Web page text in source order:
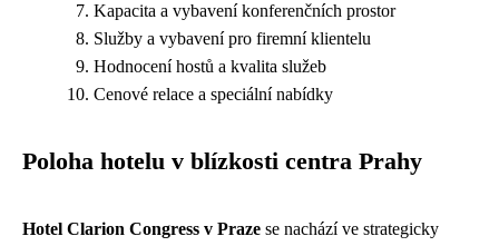
Kapacita a vybavení konferenčních prostor
Služby a vybavení pro firemní klientelu
Hodnocení hostů a kvalita služeb
Cenové relace a speciální nabídky
Poloha hotelu v blízkosti centra Prahy
Hotel Clarion Congress v Praze se nachází ve strategicky